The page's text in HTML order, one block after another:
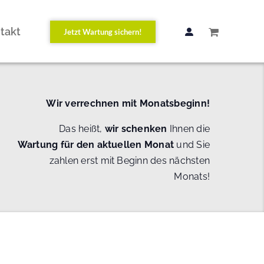
Jetzt Wartung sichern!
Wir verrechnen mit Monatsbeginn!
Das heißt, wir schenken Ihnen die
Wartung für den aktuellen Monat und Sie
zahlen erst mit Beginn des nächsten
Monats!